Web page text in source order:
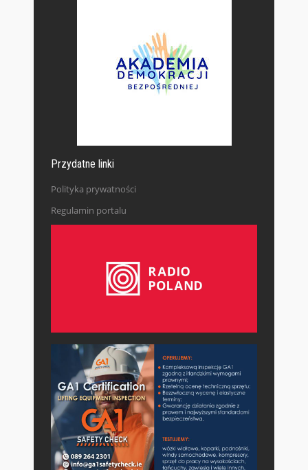
Przydatne linki
Polityka prywatności
Regulamin portalu